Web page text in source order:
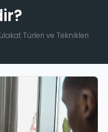
Türleri ve Teknikleri